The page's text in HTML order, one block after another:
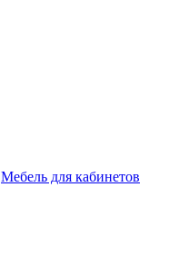
Мебель для кабинетов